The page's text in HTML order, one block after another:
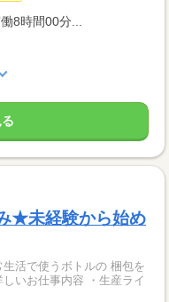
8時間00分...
★未経験から始め
活で使うボトルの 梱包を